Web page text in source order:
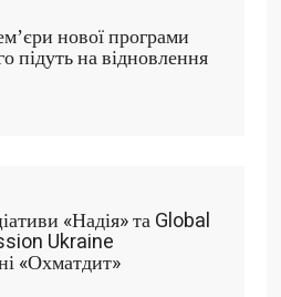
нової програми
підуть на відновлення
«Надія» та Global
Ukraine
«Охматдит»